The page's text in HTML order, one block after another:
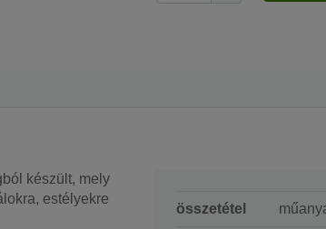
készült, mely
estélyekre
összetétel